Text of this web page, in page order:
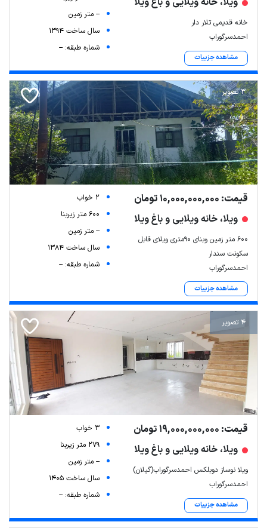
خانه قدیمی تلار دار
احمدسرگوراب
مشاهده جزییات
-- متر زمین
سال ساخت 1394
شماره طبقه: --
3 تصویر
قیمت: 10,000,000,000 تومان
ویلا، خانه ویلایی و باغ ویلا
۶۰۰ متر زمین وبنای ۹۰متری ویلای قابل
سکونت سندار
احمدسرگوراب
مشاهده جزییات
2 خواب
600 متر زیربنا
-- متر زمین
سال ساخت 1384
شماره طبقه: --
4 تصویر
قیمت: 19,000,000,000 تومان
ویلا، خانه ویلایی و باغ ویلا
ویلا نوساز دوبلکس احمدسرگوراب(گیلان)
احمدسرگوراب
مشاهده جزییات
3 خواب
279 متر زیربنا
-- متر زمین
سال ساخت 1405
شماره طبقه: --